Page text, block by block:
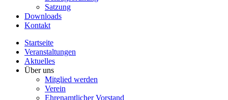
Satzung
Downloads
Kontakt
Startseite
Veranstaltungen
Aktuelles
Über uns
Mitglied werden
Verein
Ehrenamtlicher Vorstand